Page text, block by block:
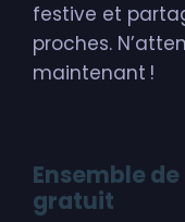
festive et
proches.
maintenant !
Ensemble
gratuit